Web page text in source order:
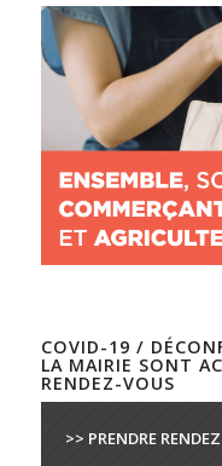
COVID-19 /
LA MAIRIE SONT
RENDEZ-VOUS
>> PRENDRE